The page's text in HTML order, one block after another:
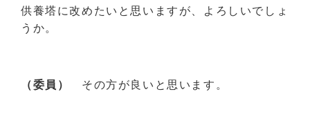
供養塔に改めたいと思いますが、よろしいでしょ
うか。
（委員） その方が良いと思います。